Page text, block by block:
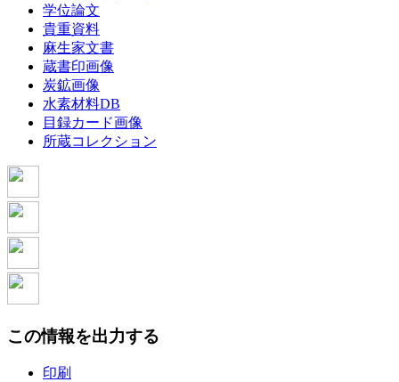
学位論文
貴重資料
麻生家文書
蔵書印画像
炭鉱画像
水素材料DB
目録カード画像
所蔵コレクション
この情報を出力する
印刷